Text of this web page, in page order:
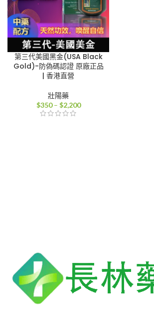
第三代美國黑金(USA Black
Gold)-防偽碼認證 原廠正品
| 香港直營
壯陽藥
$350 – $2,200價